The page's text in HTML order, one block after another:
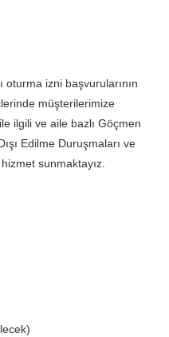
oturma izni başvurularının
müşterilerimize
ilgili ve aile bazlı Göçmen
Edilme Duruşmaları ve
sunmaktayız.